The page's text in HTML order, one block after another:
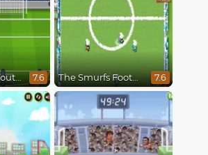
Penalty Shootout Multi League 7.6 The Smurfs Football Match 7.6